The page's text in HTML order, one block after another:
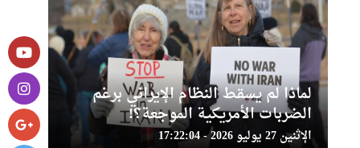
لماذا لم يسقط النظام الإيراني برغم
الضربات الأمريكية الموجعة؟!
الإثنين 27 يوليو 2026 - 17:22:04